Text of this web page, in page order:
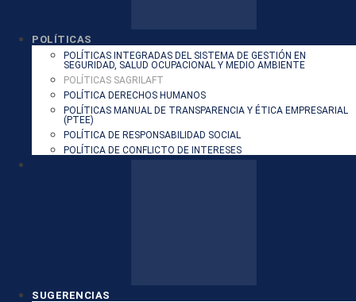
POLÍTICAS
POLÍTICAS INTEGRADAS DEL SISTEMA DE GESTIÓN EN
SEGURIDAD, SALUD OCUPACIONAL Y MEDIO AMBIENTE
POLÍTICAS SAGRILAFT
POLÍTICA DERECHOS HUMANOS
POLÍTICAS MANUAL DE TRANSPARENCIA Y ÉTICA EMPRESARIAL
(PTEE)
POLÍTICA DE RESPONSABILIDAD SOCIAL
POLÍTICA DE CONFLICTO DE INTERESES
SUGERENCIAS